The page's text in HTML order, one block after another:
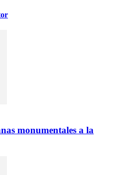
monumentales a la